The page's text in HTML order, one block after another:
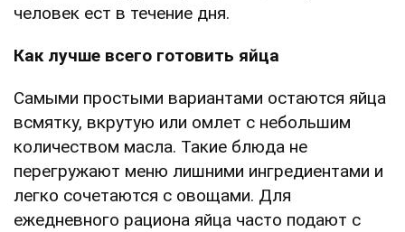
человек ест в течение дня.
Как лучше всего готовить яйца
Самыми простыми вариантами остаются яйца
всмятку, вкрутую или омлет с небольшим
количеством масла. Такие блюда не
перегружают меню лишними ингредиентами и
легко сочетаются с овощами. Для
ежедневного рациона яйца часто подают с